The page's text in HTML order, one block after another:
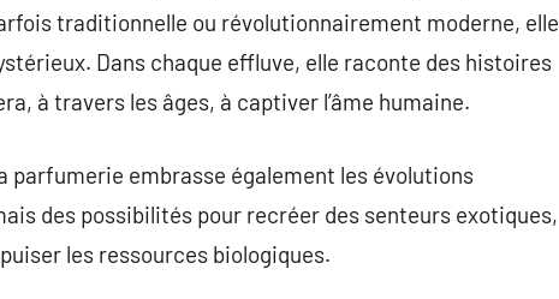
traditionnelle ou révolutionnairement moderne, elle
Dans chaque effluve, elle raconte des histoires
à travers les âges, à captiver l’âme humaine.
parfumerie embrasse également les évolutions
des possibilités pour recréer des senteurs exotiques,
les ressources biologiques.